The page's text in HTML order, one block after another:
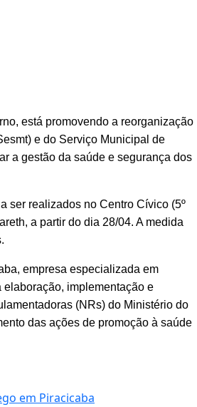
está promovendo a reorganização
e do Serviço Municipal de
a gestão da saúde e segurança dos
ser realizados no Centro Cívico (5º
a partir do dia 28/04. A medida
empresa especializada em
implementação e
(NRs) do Ministério do
das ações de promoção à saúde
em Piracicaba